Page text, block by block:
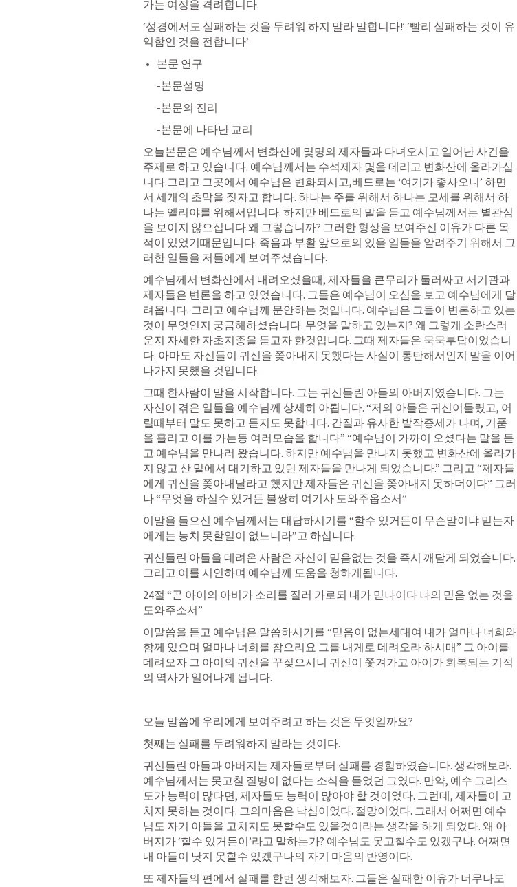
가는 여정을 격려합니다.
‘성경에서도 실패하는 것을 두려워 하지 말라 말합니다!’ ‘빨리 실패하는 것이 유
익함인 것을 전합니다’
본문 연구
-본문설명
-본문의 진리
-본문에 나타난 교리
오늘본문은 예수님께서 변화산에 몇명의 제자들과 다녀오시고 일어난 사건을
주제로 하고 있습니다. 예수님께서는 수석제자 몇을 데리고 변화산에 올라가십
니다.그리고 그곳에서 예수님은 변화되시고,베드로는 ‘여기가 좋사오니’ 하면
서 세개의 초막을 짓자고 합니다. 하나는 주를 위해서 하나는 모세를 위해서 하
나는 엘리야를 위해서입니다. 하지만 베드로의 말을 듣고 예수님께서는 별관심
을 보이지 않으십니다.왜 그렇습니까? 그러한 형상을 보여주신 이유가 다른 목
적이 있었기때문입니다. 죽음과 부활 앞으로의 있을 일들을 알려주기 위해서 그
러한 일들을 저들에게 보여주셨습니다.
예수님께서 변화산에서 내려오셨을때, 제자들을 큰무리가 둘러싸고 서기관과
제자들은 변론을 하고 있었습니다. 그들은 예수님이 오심을 보고 예수님에게 달
려옵니다. 그리고 예수님께 문안하는 것입니다. 예수님은 그들이 변론하고 있는
것이 무엇인지 궁금해하셨습니다. 무엇을 말하고 있는지? 왜 그렇게 소란스러
운지 자세한 자초지종을 듣고자 한것입니다. 그때 제자들은 묵묵부답이었습니
다. 아마도 자신들이 귀신을 쫒아내지 못했다는 사실이 통탄해서인지 말을 이어
나가지 못했을 것입니다.
그때 한사람이 말을 시작합니다. 그는 귀신들린 아들의 아버지였습니다. 그는
자신이 겪은 일들을 예수님께 상세히 아룁니다. “저의 아들은 귀신이들렸고, 어
릴때부터 말도 못하고 듣지도 못합니다. 간질과 유사한 발작증세가 나며, 거품
을 흘리고 이를 가는등 여러모습을 합니다” “예수님이 가까이 오셨다는 말을 듣
고 예수님을 만나러 왔습니다. 하지만 예수님을 만나지 못했고 변화산에 올라가
지 않고 산 밑에서 대기하고 있던 제자들을 만나게 되었습니다.” 그리고 “제자들
에게 귀신을 쫒아내달라고 했지만 제자들은 귀신을 쫒아내지 못하더이다” 그러
나 “무엇을 하실수 있거든 불쌍히 여기사 도와주옵소서”
이말을 들으신 예수님께서는 대답하시기를 “할수 있거든이 무슨말이냐 믿는자
에게는 능치 못할일이 없느니라”고 하십니다.
귀신들린 아들을 데려온 사람은 자신이 믿음없는 것을 즉시 깨닫게 되었습니다.
그리고 이를 시인하며 예수님께 도움을 청하게됩니다.
24절 “곧 아이의 아비가 소리를 질러 가로되 내가 믿나이다 나의 믿음 없는 것을
도와주소서”
이말씀을 듣고 예수님은 말씀하시기를 “믿음이 없는세대여 내가 얼마나 너희와
함께 있으며 얼마나 너희를 참으리요 그를 내게로 데려오라 하시매” 그 아이를
데려오자 그 아이의 귀신을 꾸짖으시니 귀신이 쫓겨가고 아이가 회복되는 기적
의 역사가 일어나게 됩니다.
오늘 말씀에 우리에게 보여주려고 하는 것은 무엇일까요?
첫째는 실패를 두려워하지 말라는 것이다.
귀신들린 아들과 아버지는 제자들로부터 실패를 경험하였습니다. 생각해보라.
예수님께서는 못고칠 질병이 없다는 소식을 들었던 그였다. 만약, 예수 그리스
도가 능력이 많다면, 제자들도 능력이 많아야 할 것이었다. 그런데, 제자들이 고
치지 못하는 것이다. 그의마음은 낙심이었다. 절망이었다. 그래서 어쩌면 예수
님도 자기 아들을 고치지도 못할수도 있을것이라는 생각을 하게 되었다. 왜 아
버지가 ‘할수 있거든이’라고 말하는가? 예수님도 못고칠수도 있겠구나. 어쩌면
내 아들이 낫지 못할수 있겠구나의 자기 마음의 반영이다.
또 제자들의 편에서 실패를 한번 생각해보자. 그들은 실패한 이유가 너무나도